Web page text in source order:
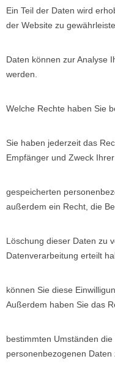
Ein Teil der Daten wird
der Website zu
Daten können zur Analyse
werden.
Welche Rechte haben Sie
Sie haben jederzeit das
Empfänger und Zweck Ihrer
gespeicherten
außerdem ein Recht, die
Löschung dieser Daten zu
Datenverarbeitung erteilt
können Sie diese
Außerdem haben Sie das
bestimmten Umständen
personenbezogenen Daten